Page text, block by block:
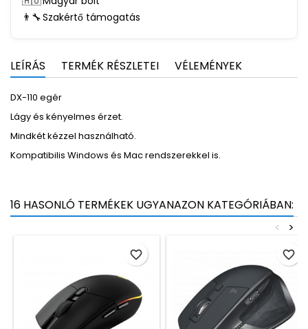
👨‍🔧Szakértő támogatás
LEÍRÁS TERMÉK RÉSZLETEI VÉLEMÉNYEK
DX-110 egér
Lágy és kényelmes érzet.
Mindkét kézzel használható.
Kompatibilis Windows és Mac rendszerekkel is.
16 HASONLÓ TERMÉKEK UGYANAZON KATEGÓRIÁBAN:
>
<
favorite_border favorite_border